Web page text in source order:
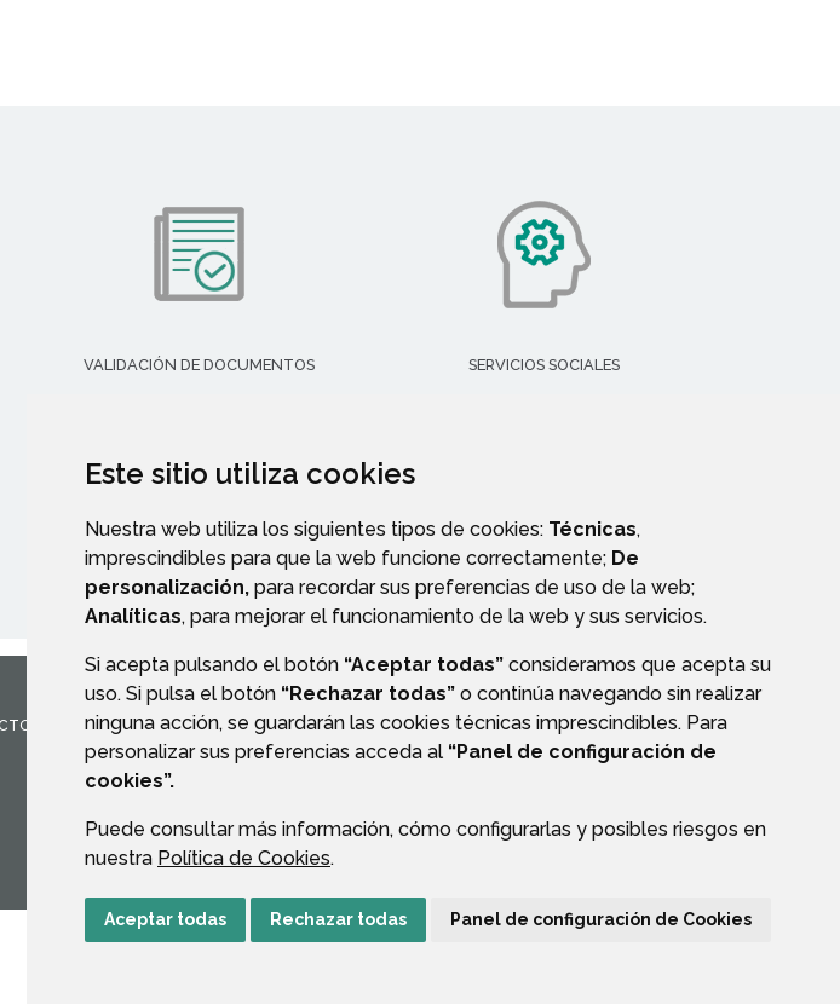
Este sitio utiliza cookies
Nuestra web utiliza los siguientes tipos de cookies: Técnicas,
imprescindibles para que la web funcione correctamente; De
personalización, para recordar sus preferencias de uso de la web;
Analíticas, para mejorar el funcionamiento de la web y sus servicios.
Si acepta pulsando el botón “Aceptar todas” consideramos que acepta su
uso. Si pulsa el botón “Rechazar todas” o continúa navegando sin realizar
ninguna acción, se guardarán las cookies técnicas imprescindibles. Para
personalizar sus preferencias acceda al “Panel de configuración de
cookies”.
Puede consultar más información, cómo configurarlas y posibles riesgos en
nuestra Política de Cookies.
Aceptar todas Rechazar todas Panel de configuración de Cookies
VALIDACIÓN DE DOCUMENTOS SERVICIOS SOCIALES
MAPA WEB AVISO LEGAL PROTECCIÓN DE DATOS ACCESIBILIDAD POLÍTICA DE COOKIES